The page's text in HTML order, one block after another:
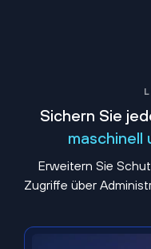
Sichern Sie
maschinell
Erweitern Sie
Zugriffe über